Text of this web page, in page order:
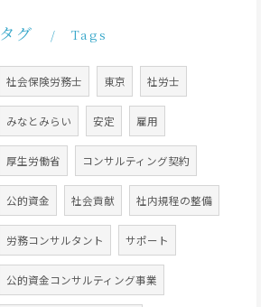
タグ Tags
社会保険労務士 東京 社労士
みなとみらい 安定 雇用
厚生労働省 コンサルティング契約
公的資金 社会貢献 社内規程の整備
労務コンサルタント サポート
公的資金コンサルティング事業